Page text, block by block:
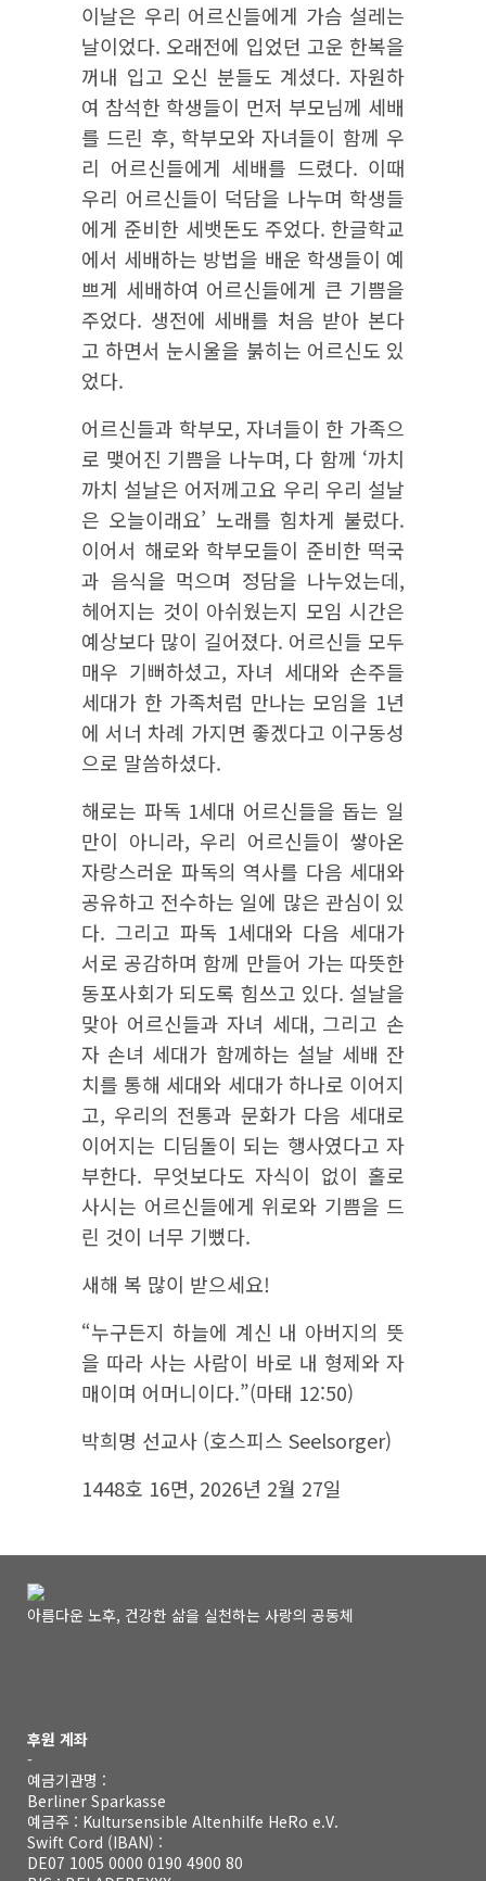
이날은 우리 어르신들에게 가슴 설레는
날이었다. 오래전에 입었던 고운 한복을
꺼내 입고 오신 분들도 계셨다. 자원하
여 참석한 학생들이 먼저 부모님께 세배
를 드린 후, 학부모와 자녀들이 함께 우
리 어르신들에게 세배를 드렸다. 이때
우리 어르신들이 덕담을 나누며 학생들
에게 준비한 세뱃돈도 주었다. 한글학교
에서 세배하는 방법을 배운 학생들이 예
쁘게 세배하여 어르신들에게 큰 기쁨을
주었다. 생전에 세배를 처음 받아 본다
고 하면서 눈시울을 붉히는 어르신도 있
었다.
어르신들과 학부모, 자녀들이 한 가족으
로 맺어진 기쁨을 나누며, 다 함께 ‘까치
까치 설날은 어저께고요 우리 우리 설날
은 오늘이래요’ 노래를 힘차게 불렀다.
이어서 해로와 학부모들이 준비한 떡국
과 음식을 먹으며 정담을 나누었는데,
헤어지는 것이 아쉬웠는지 모임 시간은
예상보다 많이 길어졌다. 어르신들 모두
매우 기뻐하셨고, 자녀 세대와 손주들
세대가 한 가족처럼 만나는 모임을 1년
에 서너 차례 가지면 좋겠다고 이구동성
으로 말씀하셨다.
해로는 파독 1세대 어르신들을 돕는 일
만이 아니라, 우리 어르신들이 쌓아온
자랑스러운 파독의 역사를 다음 세대와
공유하고 전수하는 일에 많은 관심이 있
다. 그리고 파독 1세대와 다음 세대가
서로 공감하며 함께 만들어 가는 따뜻한
동포사회가 되도록 힘쓰고 있다. 설날을
맞아 어르신들과 자녀 세대, 그리고 손
자 손녀 세대가 함께하는 설날 세배 잔
치를 통해 세대와 세대가 하나로 이어지
고, 우리의 전통과 문화가 다음 세대로
이어지는 디딤돌이 되는 행사였다고 자
부한다. 무엇보다도 자식이 없이 홀로
사시는 어르신들에게 위로와 기쁨을 드
린 것이 너무 기뻤다.
새해 복 많이 받으세요!
“누구든지 하늘에 계신 내 아버지의 뜻
을 따라 사는 사람이 바로 내 형제와 자
매이며 어머니이다.”(마태 12:50)
박희명 선교사 (호스피스 Seelsorger)
1448호 16면, 2026년 2월 27일
아름다운 노후, 건강한 삶을 실천하는 사랑의 공동체
후원 계좌
-
예금기관명 :
Berliner Sparkasse
예금주 : Kultursensible Altenhilfe HeRo e.V.
Swift Cord (IBAN) :
DE07 1005 0000 0190 4900 80